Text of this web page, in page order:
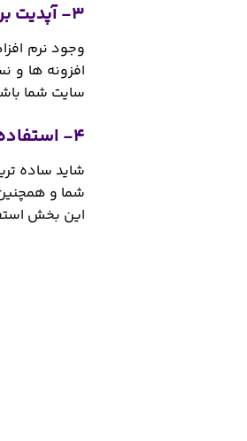
3- آپدیت برنامه ها
وجود نرم
سایت شما
4- استفاده از پسوردهای سخت
شاید ساده
شما و همچنین
این بخش